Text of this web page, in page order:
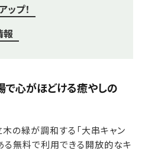
ップ！
報
で心がほどける癒やしの
の緑が調和する「大串キャン
る無料で利用できる開放的なキ